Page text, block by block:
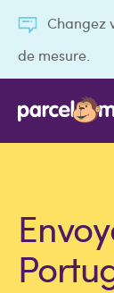
Changez
de mesure.